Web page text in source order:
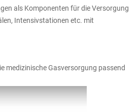
als Komponenten für die Versorgung
Intensivstationen etc. mit
medizinische Gasversorgung passend